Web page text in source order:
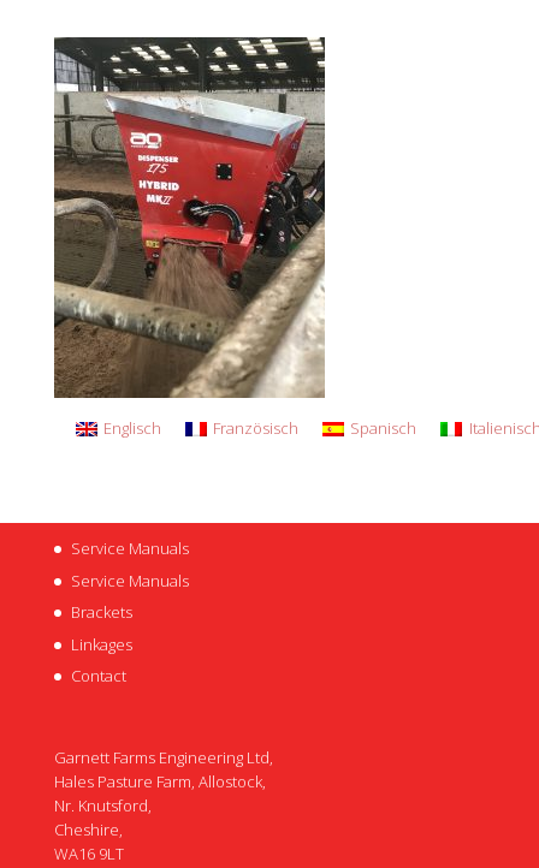
Englisch Französisch Spanisch
Service Manuals
Service Manuals
Brackets
Linkages
Contact
Garnett Farms Engineering Ltd,
Hales Pasture Farm, Allostock,
Nr. Knutsford,
Cheshire,
WA16 9LT